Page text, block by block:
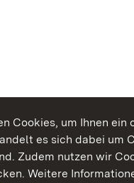
Cookies, um Ihnen
es sich dabei um
Zudem nutzen wir
Weitere